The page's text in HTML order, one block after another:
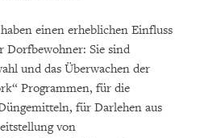
einen erheblichen Einfluss
Dorfbewohner: Sie sind
und das Überwachen der
Programmen, für die
für Darlehen aus
von